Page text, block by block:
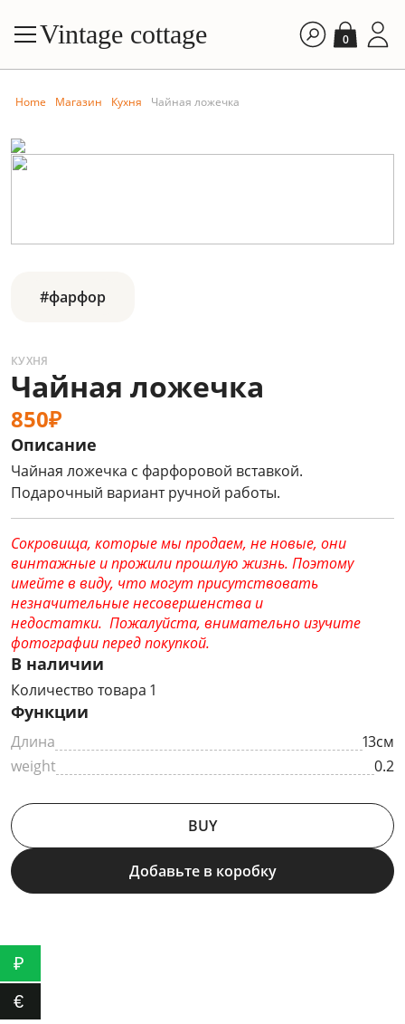
Vintage cottage 0
Home Магазин Кухня Чайная ложечка
#фарфор
КУХНЯ
Чайная ложечка
850₽
Описание
Чайная ложечка с фарфоровой вставкой.
Подарочный вариант ручной работы.
Сокровища, которые мы продаем, не новые, они
винтажные и прожили прошлую жизнь. Поэтому
имейте в виду, что могут присутствовать
незначительные несовершенства и
недостатки. Пожалуйста, внимательно изучите
фотографии перед покупкой.
В наличии
Количество товара 1
Функции
Длина
13см
weight
0.2
BUY
Добавьте в коробку
₽
€